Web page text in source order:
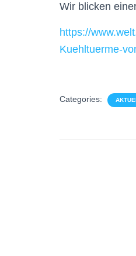
Wir blicken
https://
Kuehltuerme-
Categories: